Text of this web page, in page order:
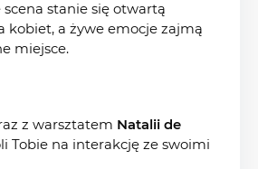
scena stanie się otwartą
kobiet, a żywe emocje zajmą
miejsce.
z warsztatem Natalii de
Tobie na interakcję ze swoimi